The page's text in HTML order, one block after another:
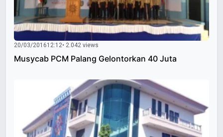
20/03/201612:12• 2.042 views
Musycab PCM Palang Gelontorkan 40 Juta